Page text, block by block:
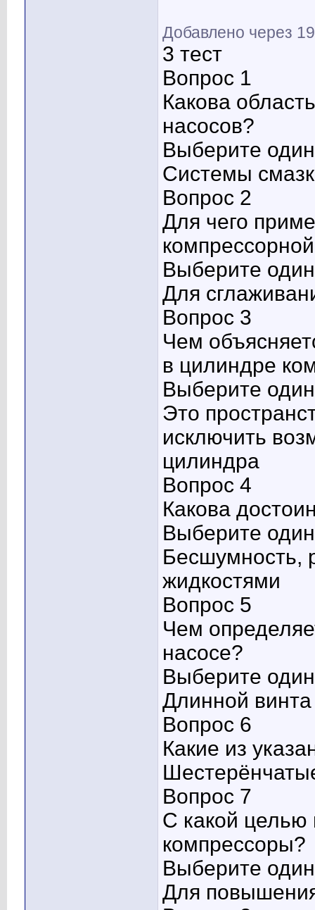
Добавлено через
3 тест
Вопрос 1
Какова
насосов?
Выберите
Системы
Вопрос 2
Для чего
Выберите
Для
Вопрос 3
Чем
в цилиндре
Выберите
Это
исключить
цилиндра
Вопрос 4
Какова
Выберите
Бесшумность,
жидкостями
Вопрос 5
Чем
насосе?
Выберите
Длинной винта
Вопрос 6
Какие из
Вопрос 7
С какой целью
компрессоры?
Выберите
Для